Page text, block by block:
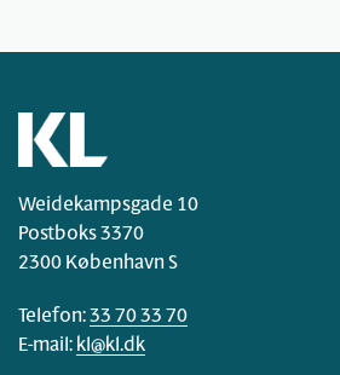
Weidekampsgade 10
Postboks 3370
2300 København S
Telefon:33 70 33 70
E-mail: kl@kl.dk